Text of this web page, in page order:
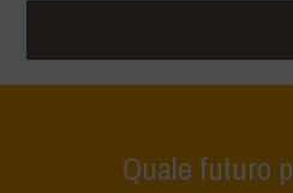
Quale futuro